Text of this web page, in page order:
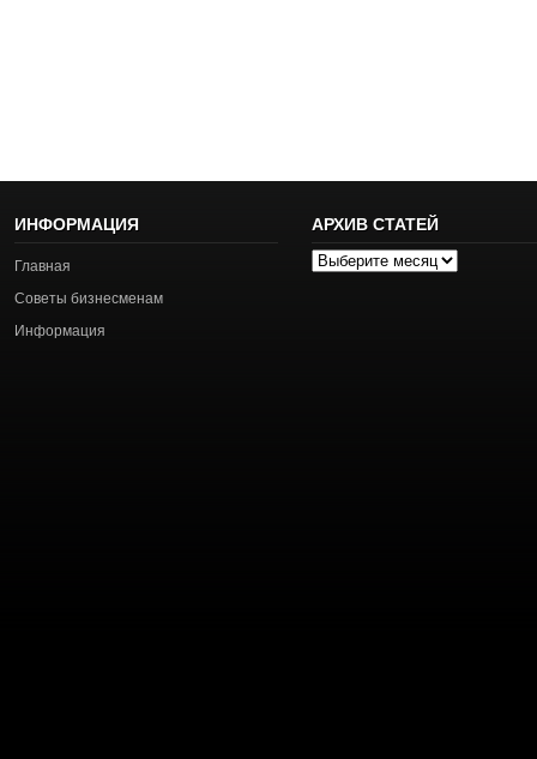
ИНФОРМАЦИЯ
Главная
Советы бизнесменам
Информация
АРХИВ СТАТЕЙ
Архив